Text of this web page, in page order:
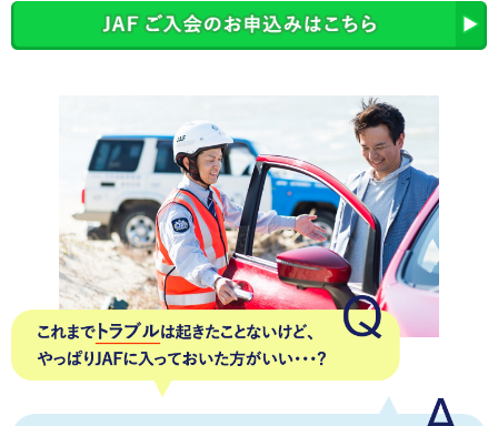
会員優待サービス
サービス)に、お得を感じて満足しています。
熊本県 女性
会員優待サービス
優待サービスが1割引きだとしても得した気分になりま
いろいろな優待施設があるので、毎年年会費を払っ
ていても気になりません。
愛知県 女性